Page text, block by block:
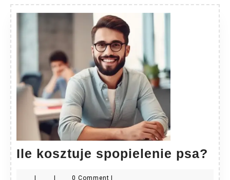
Ile kosztuje spopielenie psa? Ile
0 Comment